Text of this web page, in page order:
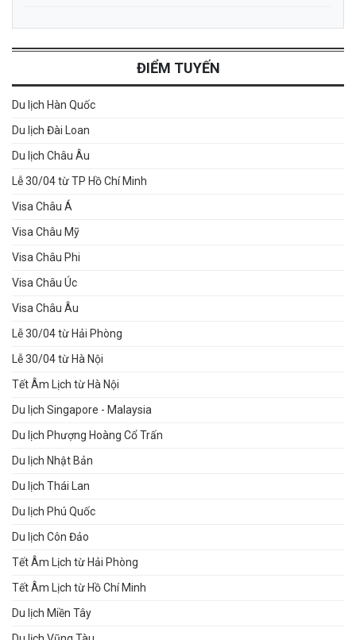
ĐIỂM TUYẾN
Du lịch Hàn Quốc
Du lịch Đài Loan
Du lịch Châu Âu
Lễ 30/04 từ TP Hồ Chí Minh
Visa Châu Á
Visa Châu Mỹ
Visa Châu Phi
Visa Châu Úc
Visa Châu Âu
Lễ 30/04 từ Hải Phòng
Lễ 30/04 từ Hà Nội
Tết Âm Lịch từ Hà Nội
Du lịch Singapore - Malaysia
Du lịch Phượng Hoàng Cổ Trấn
Du lịch Nhật Bản
Du lịch Thái Lan
Du lịch Phú Quốc
Du lịch Côn Đảo
Tết Âm Lịch từ Hải Phòng
Tết Âm Lịch từ Hồ Chí Minh
Du lịch Miền Tây